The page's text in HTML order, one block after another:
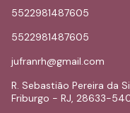
5522981487605
5522981487605
jufranrh@gmail.com
R. Sebastião Pereira da
Friburgo - RJ, 28633-